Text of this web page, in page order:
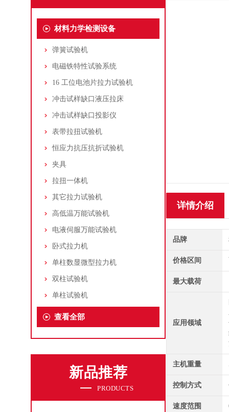
材料力学检测设备
弹簧试验机
电磁铁特性试验系统
16 工位电池片拉力试验机
冲击试样缺口液压拉床
冲击试样缺口投影仪
表带拉扭试验机
恒应力抗压抗折试验机
夹具
拉扭一体机
其它拉力试验机
高低温万能试验机
电液伺服万能试验机
卧式拉力机
单柱数显微型拉力机
双柱试验机
单柱试验机
查看全部
新品推荐
PRODUCTS
详情介绍
品牌
价格区间
最大载荷
应用领域
主机重量
控制方式
速度范围